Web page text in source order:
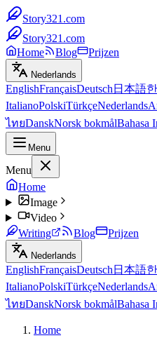
Story321.com
Story321.com
Home
Blog Prijzen
Nederlands
EnglishFrançaisDeutsch 日本語
ItalianoPolskiTürkçeNederlands
ไทยDanskNorsk bokmålBahasa
Menu
Menu
Home
Image
Video
Writing
Blog Prijzen
Nederlands
EnglishFrançaisDeutsch 日本語
ItalianoPolskiTürkçeNederlands
ไทยDanskNorsk bokmålBahasa
Home